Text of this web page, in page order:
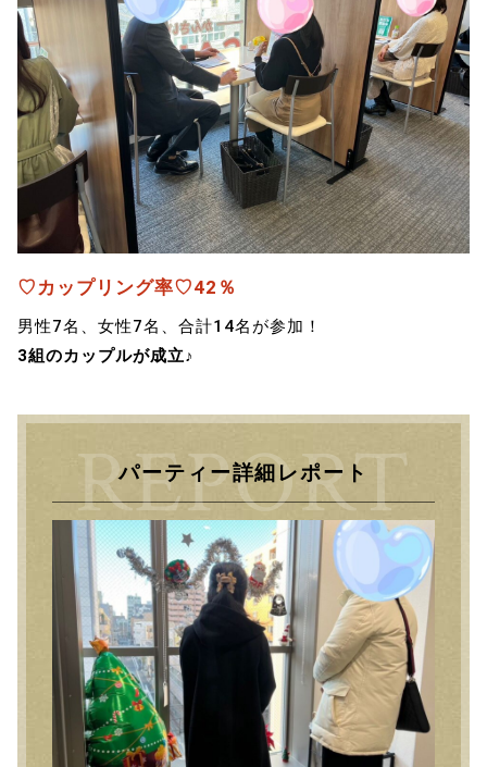
♡カップリング率♡42％
男性7名、女性7名、合計14名が参加！
3組のカップルが成立♪
パーティー詳細レポート